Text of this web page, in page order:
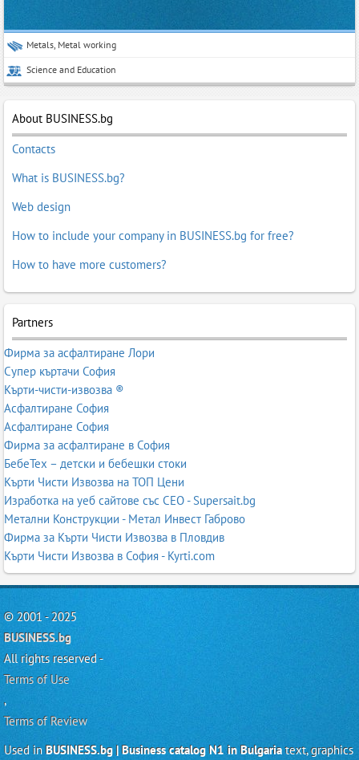
Metals, Metal working
Science and Education
About BUSINESS.bg
Contacts
What is BUSINESS.bg?
Web design
How to include your company in BUSINESS.bg for free?
How to have more customers?
Partners
Фирма за асфалтиране Лори
Супер къртачи София
Кърти-чисти-извозва ®
Асфалтиране София
Асфалтиране София
Фирма за асфалтиране в София
БебеТех – детски и бебешки стоки
Кърти Чисти Извозва на ТОП Цени
Изработка на уеб сайтове със СЕО - Supersait.bg
Метални Конструкции - Метал Инвест Габрово
Фирма за Кърти Чисти Извозва в Пловдив
Кърти Чисти Извозва в София - Kyrti.com
© 2001 - 2025
BUSINESS.bg
All rights reserved -
Terms of Use
,
Terms of Review
Used in BUSINESS.bg | Business catalog N1 in Bulgariatext, graphics